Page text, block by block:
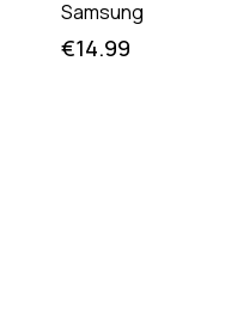
Samsung
€14.99